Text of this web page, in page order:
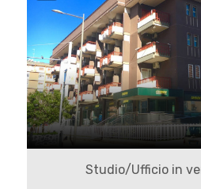
Studio/Ufficio in
Altre
opzioni
-
multiscelta